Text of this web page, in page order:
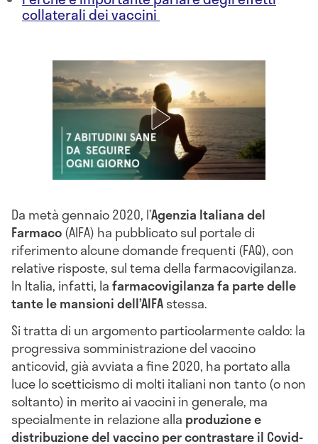
collaterali dei vaccini
Da metà gennaio 2020, l’Agenzia Italiana del
Farmaco(AIFA) ha pubblicato sul portale di
riferimento alcune domande frequenti (FAQ), con
relative risposte, sul tema della farmacovigilanza.
In Italia, infatti, lafarmacovigilanza fa parte delle
tante le mansioni dell’AIFAstessa.
Si tratta di un argomento particolarmente caldo: la
progressiva somministrazione del vaccino
anticovid, già avviata a fine 2020, ha portato alla
luce lo scetticismo di molti italiani non tanto (o non
soltanto) in merito ai vaccini in generale, ma
specialmente in relazione alla produzione e
distribuzione del vaccino per contrastare il Covid-